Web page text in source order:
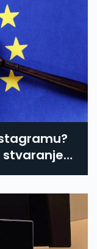
stvaranje